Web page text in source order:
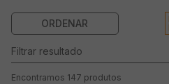
147 produtos